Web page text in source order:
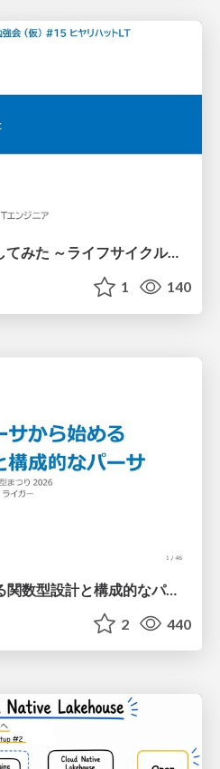
ITヒヤリハットを整理してみた ～ライフサイクルと原因から考える再発防止策～
1 140
壊れたパーサから始める関数型設計と構成的なパーサ #fp_matsuri
2 440